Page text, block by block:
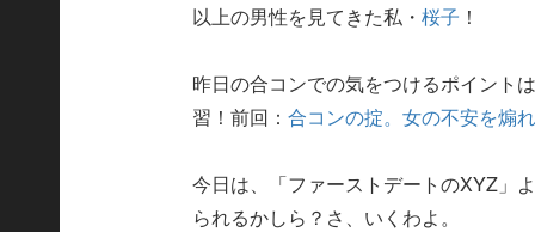
以上の男性を見てきた私・桜子 ！
昨日の合コンでの気をつけるポイント
習！前回：合コンの掟。女の不安を煽
今日は、「ファーストデートのXYZ」
られるかしら？さ、いくわよ。